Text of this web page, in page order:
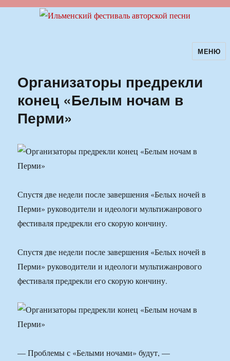
Ильменский фестиваль авторскойМЕНЮ
Организаторы предрекли
конец «Белым ночам в
Перми»
Спустя две недели после завершения «Белых ночей в
Перми» руководители и идеологи мультижанрового
фестиваля предрекли его скорую кончину.
Спустя две недели после завершения «Белых ночей в
Перми» руководители и идеологи мультижанрового
фестиваля предрекли его скорую кончину.
— Проблемы с «Белыми ночами» будут, —